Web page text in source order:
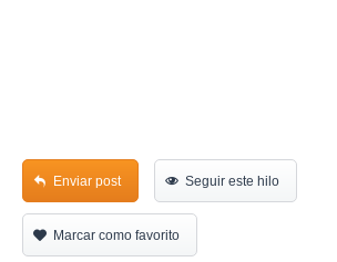
Enviar post Seguir este hilo
Marcar como favorito